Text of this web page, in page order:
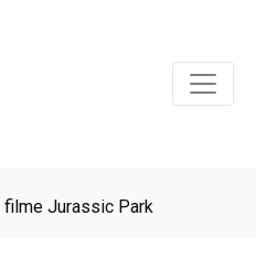
filme Jurassic Park